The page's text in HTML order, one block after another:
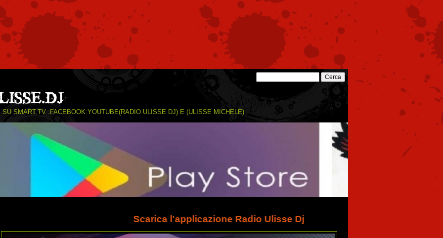
SU SMART.TV :FACEBOOK:YOUTUBE(RADIO ULISSE DJ) E (ULISSE MICHELE)
Scarica l'applicazione Radio Ulisse Dj